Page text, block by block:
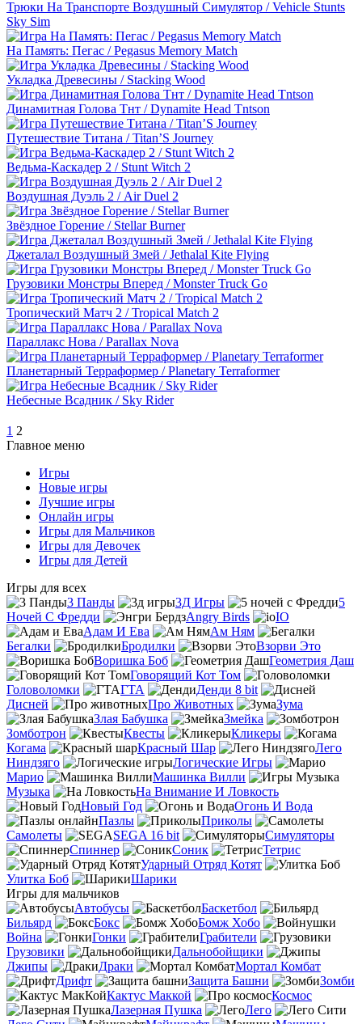
Трюки На Транспорте Воздушный Симулятор / Vehicle Stunts
Sky Sim
На Память: Пегас / Pegasus Memory Match
Укладка Древесины / Stacking Wood
Динамитная Голова Тнт / Dynamite Head Tntson
Путешествие Титана / Titan’S Journey
Ведьма-Каскадер 2 / Stunt Witch 2
Воздушная Дуэль 2 / Air Duel 2
Звёздное Горение / Stellar Burner
Джеталал Воздушный Змей / Jethalal Kite Flying
Грузовики Монстры Вперед / Monster Truck Go
Тропический Матч 2 / Tropical Match 2
Параллакс Нова / Parallax Nova
Планетарный Терраформер / Planetary Terraformer
Небесные Всадник / Sky Rider
1 2
Главное меню
Игры
Новые игры
Лучшие игры
Онлайн игры
Игры для Мальчиков
Игры для Девочек
Игры для Детей
Игры для всех
3 Панды
3Д Игры
5
Ночей С Фредди
Angry Birds
IO
Адам И Ева
Ам Ням
Бегалки
Бродилки
Взорви Это
Воришка Боб
Геометрия Даш
Говорящий Кот Том
Головоломки
ГТА
Денди 8 bit
Дисней
Про Животных
Зума
Злая Бабушка
Змейка
Зомботрон
Квесты
Кликеры
Когама
Красный Шар
Лего
Ниндзяго
Логические Игры
Марио
Машинка Вилли
Музыка
На Внимание И Ловкость
Новый Год
Огонь И Вода
Пазлы
Приколы
Самолеты
SEGA 16 bit
Симуляторы
Спиннер
Соник
Тетрис
Ударный Отряд Котят
Улитка Боб
Шарики
Игры для мальчиков
Автобусы
Баскетбол
Бильярд
Бокс
Бомж Хобо
Война
Гонки
Грабители
Грузовики
Дальнобойщики
Джипы
Драки
Мортал Комбат
Дрифт
Защита Башни
Зомби
Кактус Маккой
Космос
Лазерная Пушка
Лего